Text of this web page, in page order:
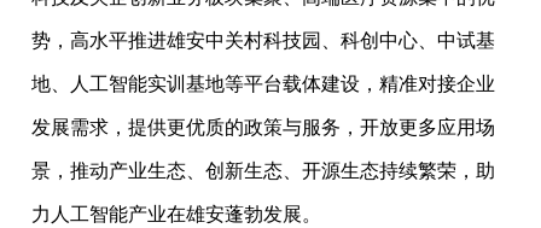
势，高水平推进雄安中关村科技园、科创中心、中试基
地、人工智能实训基地等平台载体建设，精准对接企业
发展需求，提供更优质的政策与服务，开放更多应用场
景，推动产业生态、创新生态、开源生态持续繁荣，助
力人工智能产业在雄安蓬勃发展。